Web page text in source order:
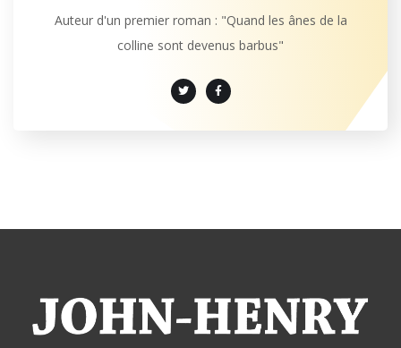
Auteur d'un premier roman : "Quand les ânes de la
colline sont devenus barbus"